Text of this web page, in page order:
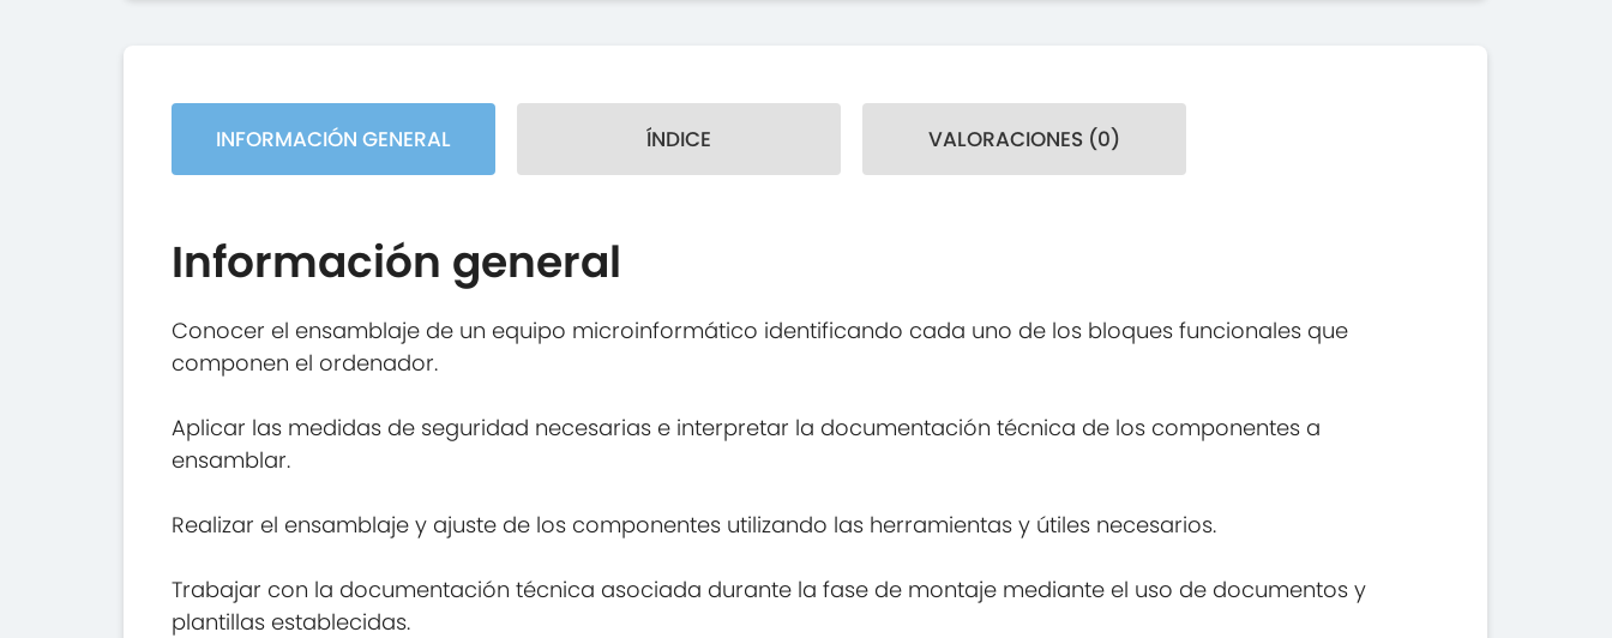
INFORMACIÓN GENERAL ÍNDICE VALORACIONES (0)
Información general
Conocer el ensamblaje de un equipo microinformático identificando cada uno de los bloques funcionales que
componen el ordenador.
Aplicar las medidas de seguridad necesarias e interpretar la documentación técnica de los componentes a
ensamblar.
Realizar el ensamblaje y ajuste de los componentes utilizando las herramientas y útiles necesarios.
Trabajar con la documentación técnica asociada durante la fase de montaje mediante el uso de documentos y
plantillas establecidas.